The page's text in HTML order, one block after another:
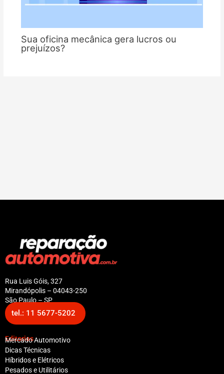
Sua oficina mecânica gera lucros ou
prejuízos?
Rua Luis Góis, 327
Mirandópolis – 04043-250
São Paulo – SP
tel.: 11 5677-5202
Editorias
Mercado Automotivo
Dicas Técnicas
Híbridos e Elétricos
Pesados e Utilitários